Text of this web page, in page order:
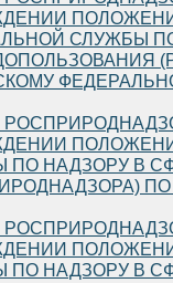
СЛУЖБЫ
ПО НАДЗОРУ В
ПО НАДЗОРУ В